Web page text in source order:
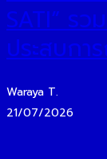
SATI” ร
ประสบกา
Waraya T.
21/07/2026